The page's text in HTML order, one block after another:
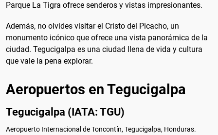
Parque La Tigra ofrece senderos y vistas impresionantes.
Además, no olvides visitar el Cristo del Picacho, un
monumento icónico que ofrece una vista panorámica de la
ciudad. Tegucigalpa es una ciudad llena de vida y cultura
que vale la pena explorar.
Aeropuertos en Tegucigalpa
Tegucigalpa (IATA: TGU)
Aeropuerto Internacional de Toncontín, Tegucigalpa, Honduras.